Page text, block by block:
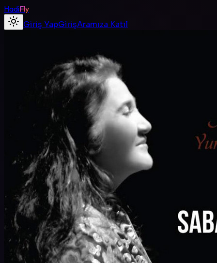
HadiFly
Giriş YapGirişAramıza Katıl